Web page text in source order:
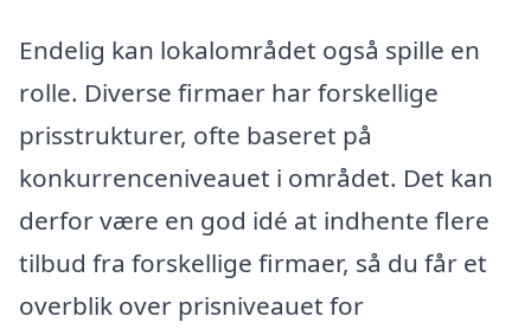
Endelig kan lokalområdet også spille en
rolle. Diverse firmaer har forskellige
prisstrukturer, ofte baseret på
konkurrenceniveauet i området. Det kan
derfor være en god idé at indhente flere
tilbud fra forskellige firmaer, så du får et
overblik over prisniveauet for